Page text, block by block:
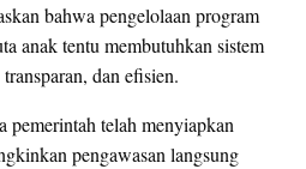
bahwa pengelolaan program
anak tentu membutuhkan sistem
dan efisien.
pemerintah telah menyiapkan
pengawasan langsung